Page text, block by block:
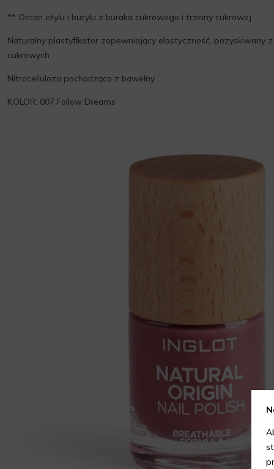
** Octan etylu i butylu z buraka cukrowego i trzciny cukrowej
Naturalny plastyfikator zapewniający elastyczność, pozyskiwany
cukrowych
Nitrocelluloza pochodząca z bawełny
KOLOR: 007 Follow Dreams